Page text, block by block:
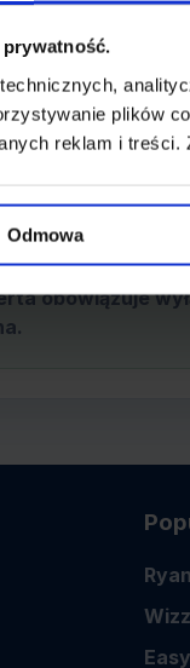
prywatność.
plików
reklam i treści.
Odmowa
obowiązuje